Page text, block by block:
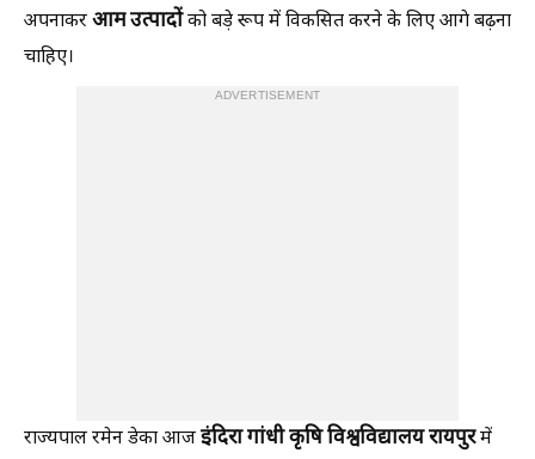
अपनाकरआम उत्पादोंको बड़े रूप में विकसित करने के लिए आगे बढ़ना
चाहिए।
ADVERTISEMENT
राज्यपाल रमेन डेका आजइंदिरा गांधी कृषि विश्वविद्यालय रायपुरमें